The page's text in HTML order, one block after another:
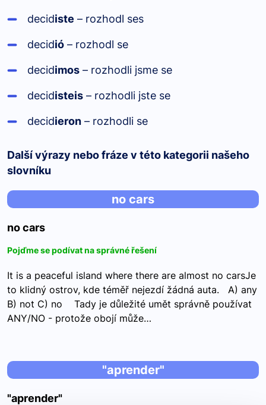
decidiste – rozhodl ses
decidió – rozhodl se
decidimos – rozhodli jsme se
decidisteis – rozhodli jste se
decidieron – rozhodli se
Další výrazy nebo fráze v této kategorii našeho
slovníku
no cars
no cars
Pojďme se podívat na správné řešení
It is a peaceful island where there are almost no carsJe
to klidný ostrov, kde téměř nejezdí žádná auta. A) any
B) not C) no Tady je důležité umět správně používat
ANY/NO - protože obojí může…
"aprender"
"aprender"